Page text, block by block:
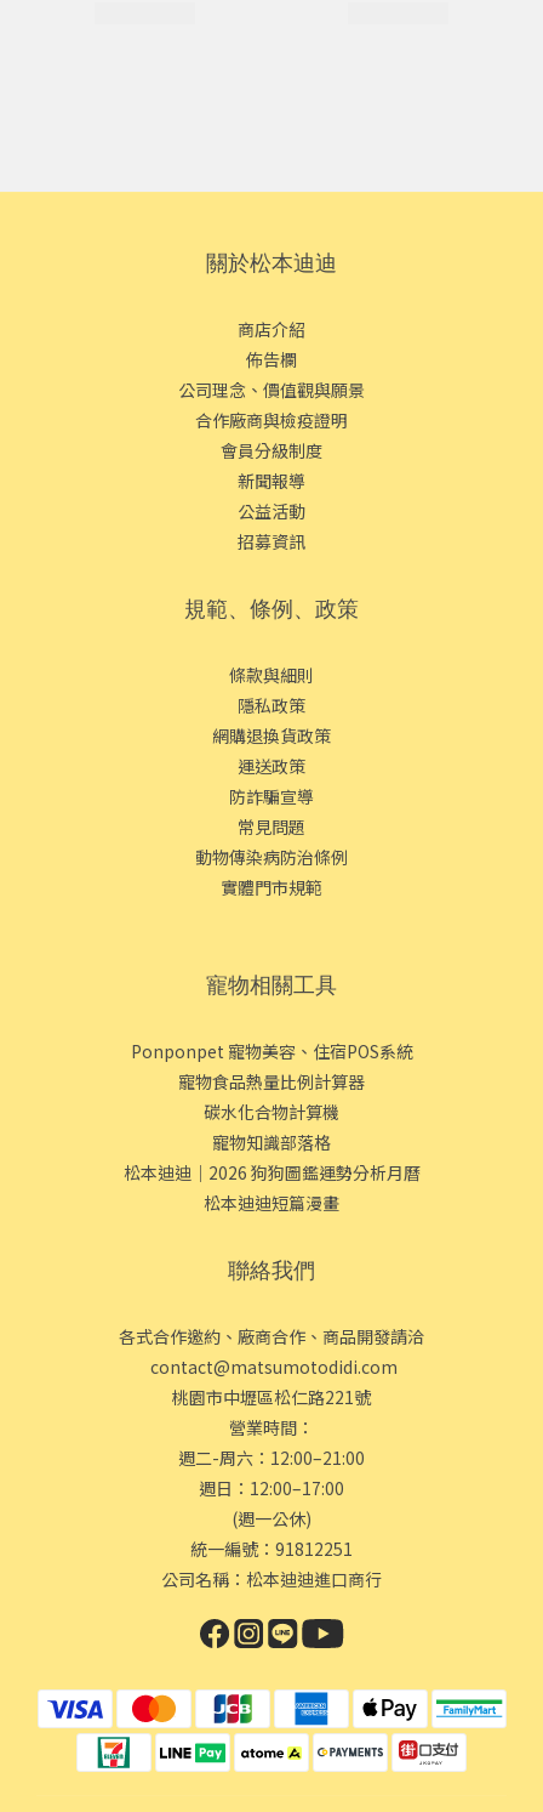
關於松本迪迪
商店介紹
佈告欄
公司理念、價值觀與願景
合作廠商與檢疫證明
會員分級制度
新聞報導
公益活動
招募資訊
規範、條例、政策
條款與細則
隱私政策
網購退換貨政策
運送政策
防詐騙宣導
常見問題
動物傳染病防治條例
實體門市規範
寵物相關工具
Ponponpet 寵物美容、住宿POS系統
寵物食品熱量比例計算器
碳水化合物計算機
寵物知識部落格
松本迪迪｜2026 狗狗圖鑑運勢分析月曆
松本迪迪短篇漫畫
聯絡我們
各式合作邀約、廠商合作、商品開發請洽
contact@matsumotodidi.com
桃園市中壢區松仁路221號
營業時間：
週二-周六：12:00–21:00
週日：12:00–17:00
(週一公休)
統一編號：91812251
公司名稱：松本迪迪進口商行